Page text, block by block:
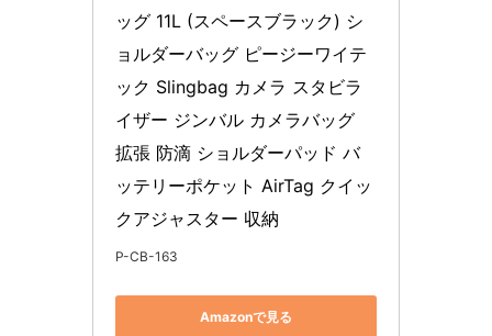
ッグ 11L (スペースブラック) シ
ョルダーバッグ ピージーワイテ
ック Slingbag カメラ スタビラ
イザー ジンバル カメラバッグ
拡張 防滴 ショルダーパッド バ
ッテリーポケット AirTag クイッ
クアジャスター 収納
P-CB-163
Amazonで見る